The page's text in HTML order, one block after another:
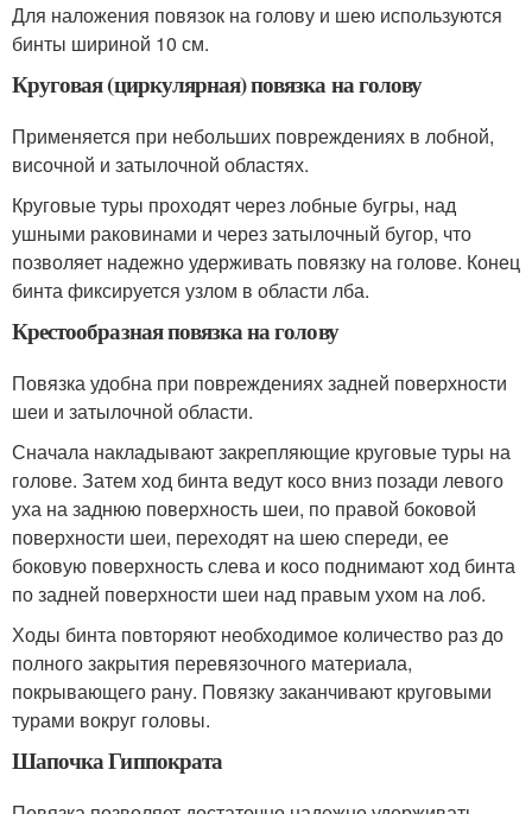
Для наложения повязок на голову и шею используются
бинты шириной 10 см.
Круговая (циркулярная) повязка на голову
Применяется при небольших повреждениях в лобной,
височной и затылочной областях.
Круговые туры проходят через лобные бугры, над
ушными раковинами и через затылочный бугор, что
позволяет надежно удерживать повязку на голове. Конец
бинта фиксируется узлом в области лба.
Крестообразная повязка на голову
Повязка удобна при повреждениях задней поверхности
шеи и затылочной области.
Сначала накладывают закрепляющие круговые туры на
голове. Затем ход бинта ведут косо вниз позади левого
уха на заднюю поверхность шеи, по правой боковой
поверхности шеи, переходят на шею спереди, ее
боковую поверхность слева и косо поднимают ход бинта
по задней поверхности шеи над правым ухом на лоб.
Ходы бинта повторяют необходимое количество раз до
полного закрытия перевязочного материала,
покрывающего рану. Повязку заканчивают круговыми
турами вокруг головы.
Шапочка Гиппократа